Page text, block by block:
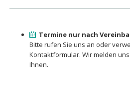
Termine nur nach
Bitte rufen Sie uns an oder
Kontaktformular. Wir melden
Ihnen.